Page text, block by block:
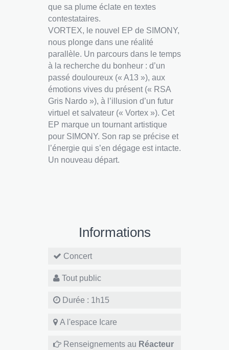
que sa plume éclate en textes
contestataires.
VORTEX, le nouvel EP de SIMONY,
nous plonge dans une réalité
parallèle. Un parcours dans le temps
à la recherche du bonheur : d’un
passé douloureux (« A13 »), aux
émotions vives du présent (« RSA
Gris Nardo »), à l’illusion d’un futur
virtuel et salvateur (« Vortex »). Cet
EP marque un tournant artistique
pour SIMONY. Son rap se précise et
l’énergie qui s’en dégage est intacte.
Un nouveau départ.
Informations
Concert
Tout public
Durée : 1h15
A l'espace Icare
Renseignements au Réacteur